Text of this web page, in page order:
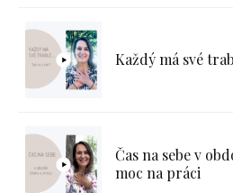
Každý má své
Čas na sebe v
moc na práci